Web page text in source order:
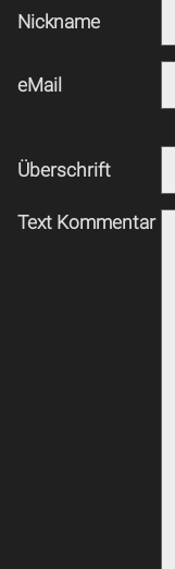
Nickname
eMail
Überschrift
Text Kommentar